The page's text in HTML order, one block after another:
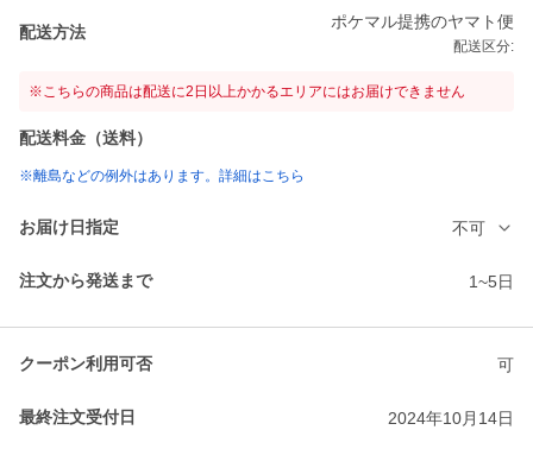
配送方法
ポケマル提携のヤマト便
配送区分:
※こちらの商品は配送に2日以上かかるエリアにはお届けできません
配送料金（送料）
※離島などの例外はあります。詳細はこちら
お届け日指定 不可
注文から発送まで 1~5日
クーポン利用可否 可
最終注文受付日 2024年10月14日